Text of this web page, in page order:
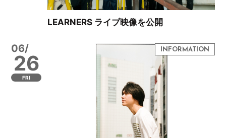
LEARNERS ライブ映像を公開
06/
26
FRI